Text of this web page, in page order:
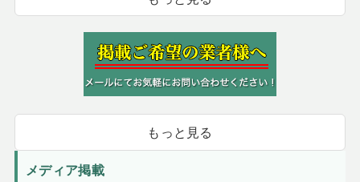
もっと見る
メディア掲載